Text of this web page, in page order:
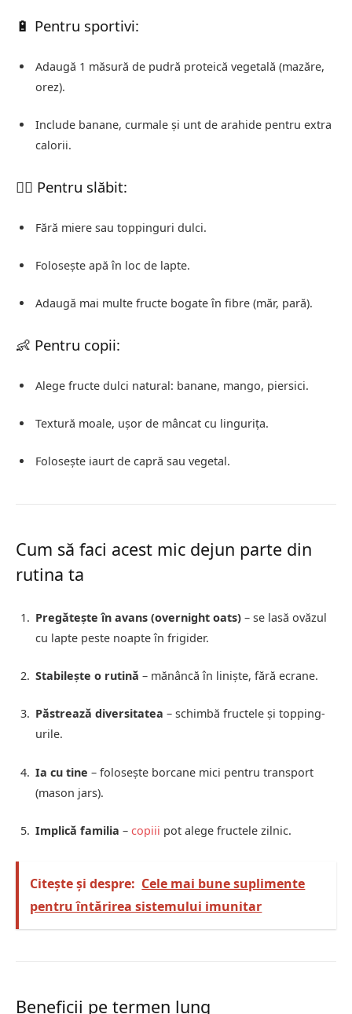
🔋 Pentru sportivi:
Adaugă 1 măsură de pudră proteică vegetală (mazăre,
orez).
Include banane, curmale și unt de arahide pentru extra
calorii.
🧘‍♂️ Pentru slăbit:
Fără miere sau toppinguri dulci.
Folosește apă în loc de lapte.
Adaugă mai multe fructe bogate în fibre (măr, pară).
👶 Pentru copii:
Alege fructe dulci natural: banane, mango, piersici.
Textură moale, ușor de mâncat cu lingurița.
Folosește iaurt de capră sau vegetal.
Cum să faci acest mic dejun parte din
rutina ta
Pregătește în avans (overnight oats) – se lasă ovăzul
cu lapte peste noapte în frigider.
Stabilește o rutină – mănâncă în liniște, fără ecrane.
Păstrează diversitatea – schimbă fructele și topping-
urile.
Ia cu tine – folosește borcane mici pentru transport
(mason jars).
Implică familia – copiii pot alege fructele zilnic.
Citește și despre: Cele mai bune suplimente
pentru întărirea sistemului imunitar
Beneficii pe termen lung